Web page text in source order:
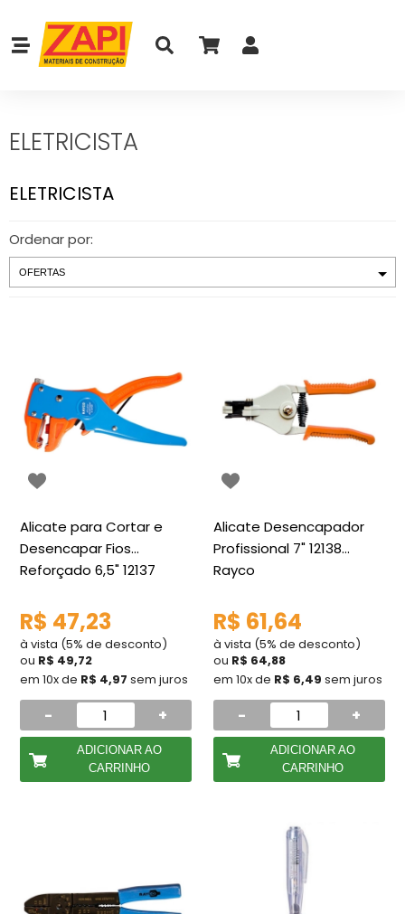
ELETRICISTA
ELETRICISTA
Ordenar por:
Alicate para Cortar e
Desencapar Fios
Reforçado 6,5" 12137
R$ 47,23
à vista (5% de desconto)
ou R$ 49,72
em 10x de R$ 4,97 sem juros
- +
ADICIONAR AO
CARRINHO
Alicate Desencapador
Profissional 7" 12138
Rayco
R$ 61,64
à vista (5% de desconto)
ou R$ 64,88
em 10x de R$ 6,49 sem juros
- +
ADICIONAR AO
CARRINHO